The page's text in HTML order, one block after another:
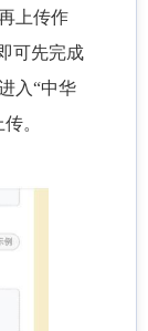
上传作
可先完成
入“中华
。